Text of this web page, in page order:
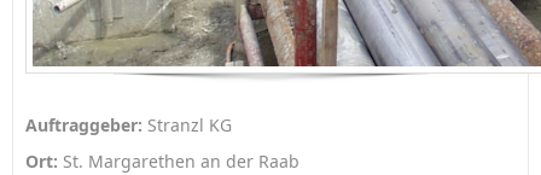
Auftraggeber: Stranzl KG
Ort: St. Margarethen an der Raab